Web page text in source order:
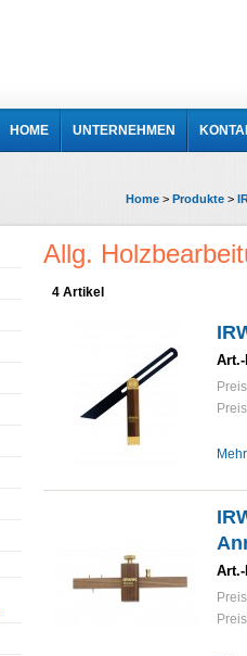
HOME UNTERNEHMEN
Home > Produkte >
Allg.
4 Artikel
Art.-
Art.-